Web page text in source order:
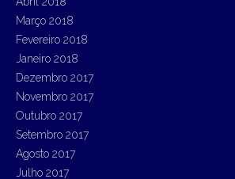
Março 2018
Fevereiro 2018
Janeiro 2018
Dezembro 2017
Novembro 2017
Outubro 2017
Setembro 2017
Agosto 2017
Julho 2017